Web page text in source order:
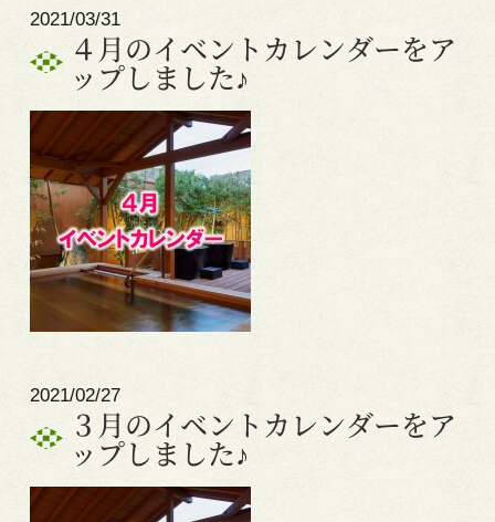
2021/03/31
４月のイベントカレンダーをア
ップしました♪
2021/02/27
３月のイベントカレンダーをア
ップしました♪